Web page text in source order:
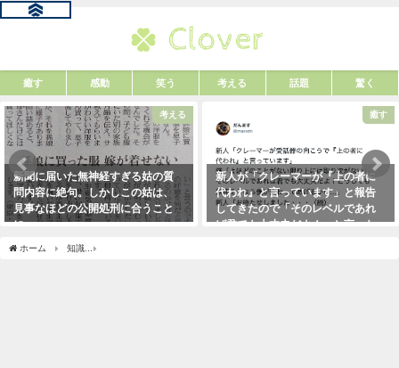
癒す 感動 笑う 考える 話題 驚く
考える
新聞に届いた無神経すぎる姑の質
問内容に絶句。しかしこの姑は、
見事なほどの公開処刑に合うこと
に・・・
2021年3月13日
癒す
新人が「クレーマーが『上の者に
代われ』と言っています」と報告
してきたので「そのレベルであれ
ば君でも大丈夫だよ！」と言った
ホーム 知識